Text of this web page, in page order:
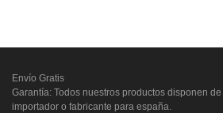
Envío Gratis
Garantía: Todos nuestros productos disponen
importador o fabricante para españa.